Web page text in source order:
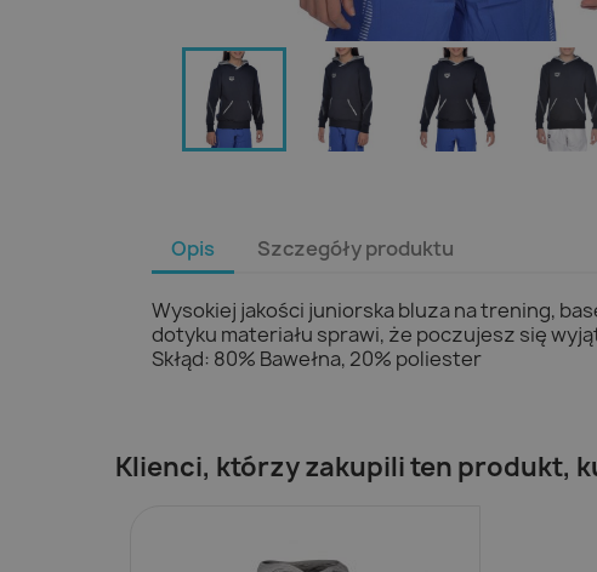
Opis Szczegóły produktu
Wysokiej jakości juniorska bluza na trening,
dotyku materiału sprawi, że poczujesz się
Skłąd: 80% Bawełna, 20% poliester
Klienci, którzy zakupili ten produkt,